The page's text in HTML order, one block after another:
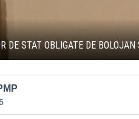
DE STAT OBLIGATE DE